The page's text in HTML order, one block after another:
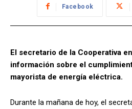
Facebook
El secretario de la Cooperativa
información sobre el
mayorista de energía eléctrica.
Durante la mañana de hoy, el